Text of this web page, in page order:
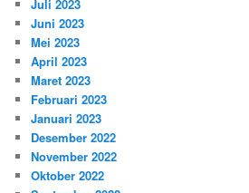
Juli 2023
Juni 2023
Mei 2023
April 2023
Maret 2023
Februari 2023
Januari 2023
Desember 2022
November 2022
Oktober 2022